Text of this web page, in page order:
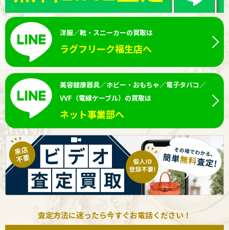
洋服／靴・スニーカーの買取は
ラグフリーク福生店へ
美容健康器具／ホビー・おもちゃ／電子タバコ／
VVF（電線ケーブル）の買取は
ネット事業部へ
査定方法に迷ったら今すぐお電話ください！